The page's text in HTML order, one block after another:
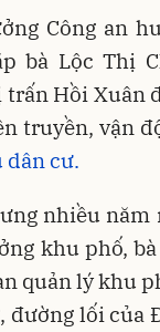
Công an
bà Lộc Thị
Hồi Xuân
truyền, vận
dân cư.
nhiều
khu phố,
quản lý khu
đường lối của